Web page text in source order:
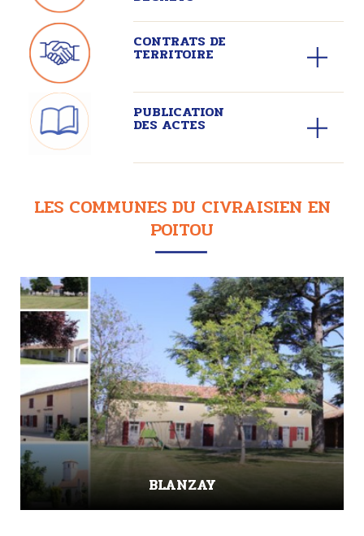
CONTRATS DE
TERRITOIRE
PUBLICATION
DES ACTES
LES COMMUNES DU CIVRAISIEN EN
POITOU
BLANZAY